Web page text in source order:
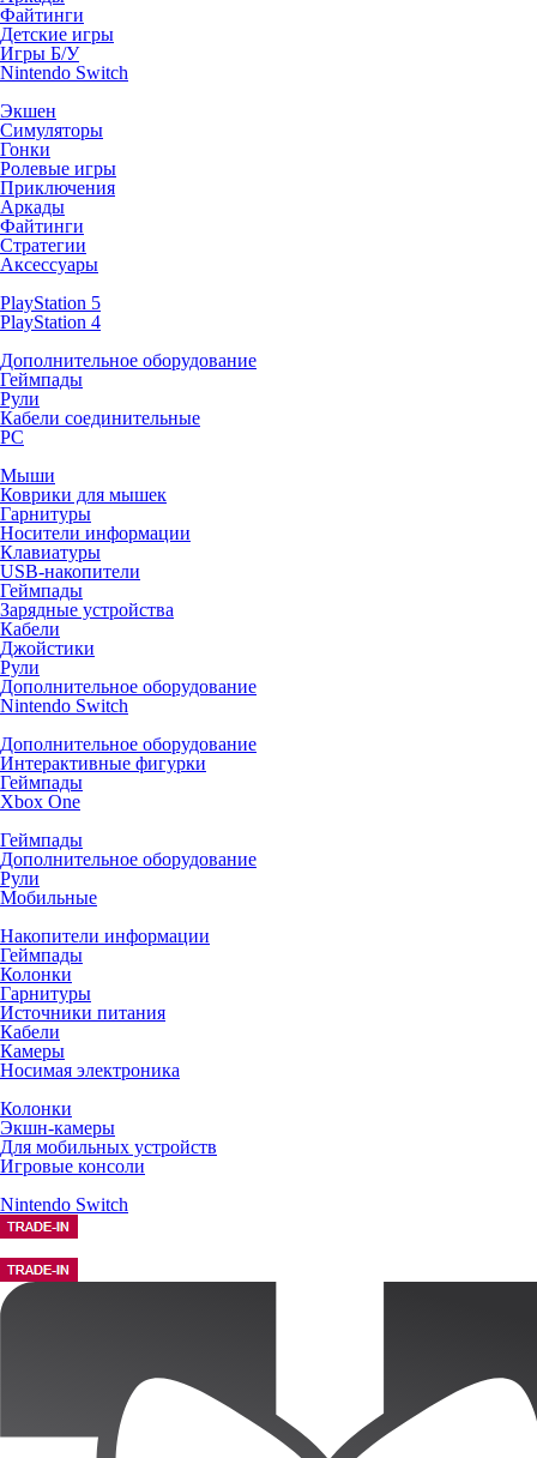
Файтинги
Детские игры
Игры Б/У
Nintendo Switch
Экшен
Симуляторы
Гонки
Ролевые игры
Приключения
Аркады
Файтинги
Стратегии
Аксессуары
PlayStation 5
PlayStation 4
Дополнительное оборудование
Геймпады
Рули
Кабели соединительные
PC
Мыши
Коврики для мышек
Гарнитуры
Носители информации
Клавиатуры
USB-накопители
Геймпады
Зарядные устройства
Кабели
Джойстики
Рули
Дополнительное оборудование
Nintendo Switch
Дополнительное оборудование
Интерактивные фигурки
Геймпады
Xbox One
Геймпады
Дополнительное оборудование
Рули
Мобильные
Накопители информации
Геймпады
Колонки
Гарнитуры
Источники питания
Кабели
Камеры
Носимая электроника
Колонки
Экшн-камеры
Для мобильных устройств
Игровые консоли
Nintendo Switch